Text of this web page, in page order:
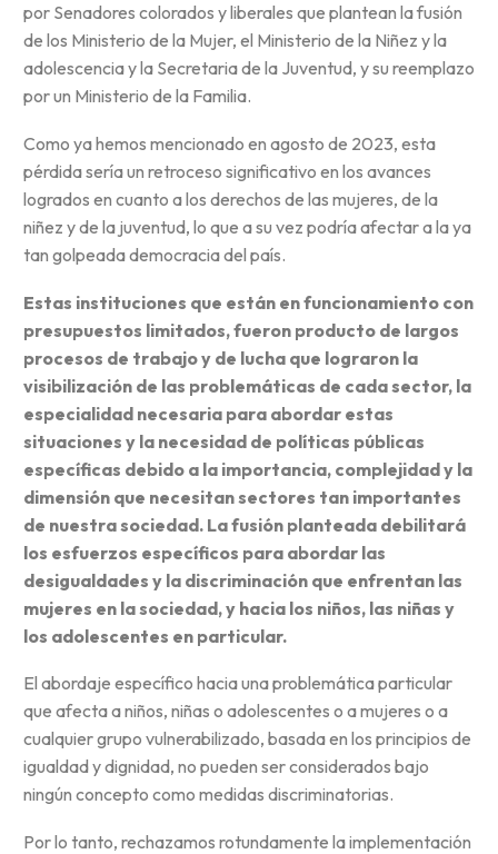
por Senadores colorados y liberales que plantean la fusión
de los Ministerio de la Mujer, el Ministerio de la Niñez y la
adolescencia y la Secretaria de la Juventud, y su reemplazo
por un Ministerio de la Familia.
Como ya hemos mencionado en agosto de 2023, esta
pérdida sería un retroceso significativo en los avances
logrados en cuanto a los derechos de las mujeres, de la
niñez y de la juventud, lo que a su vez podría afectar a la ya
tan golpeada democracia del país.
Estas instituciones que están en funcionamiento con
presupuestos limitados, fueron producto de largos
procesos de trabajo y de lucha que lograron la
visibilización de las problemáticas de cada sector, la
especialidad necesaria para abordar estas
situaciones y la necesidad de políticas públicas
específicas debido a la importancia, complejidad y la
dimensión que necesitan sectores tan importantes
de nuestra sociedad. La fusión planteada debilitará
los esfuerzos específicos para abordar las
desigualdades y la discriminación que enfrentan las
mujeres en la sociedad, y hacia los niños, las niñas y
los adolescentes en particular.
El abordaje específico hacia una problemática particular
que afecta a niños, niñas o adolescentes o a mujeres o a
cualquier grupo vulnerabilizado, basada en los principios de
igualdad y dignidad, no pueden ser considerados bajo
ningún concepto como medidas discriminatorias.
Por lo tanto, rechazamos rotundamente la implementación